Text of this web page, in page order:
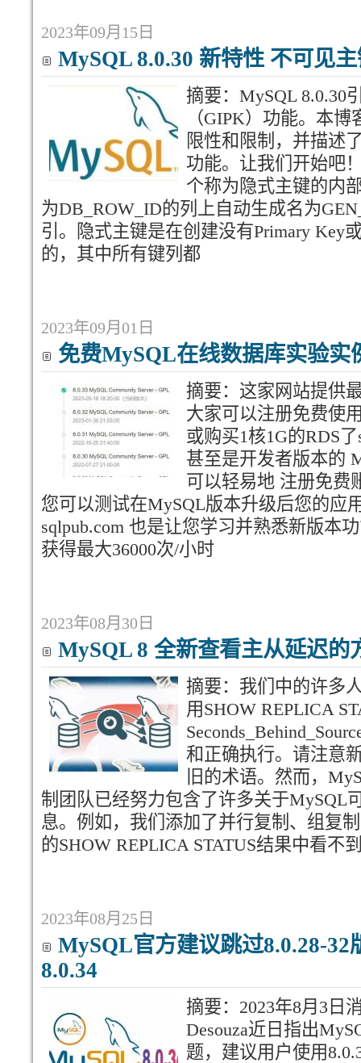
2023年09月15日
MySQL 8.0.30 新特性 不可见
摘要：MySQL 8.0.30
（GIPK）功能。本
限性和限制，并描述
功能。让我们开始吧
个称为隐式主键的内
为DB_ROW_ID的列上自动生成名为
引。隐式主键是在创建没有Primary Key
的，其中所有键列都
2023年09月01日
免费MySQL在线数据库实验实
摘要：这家网站提供
大家可以注册免费使
或购买1核1G的RDS
甚至是开发者版本的
可以轻易地 注册免费
您可以测试在MySQL版本升级后您的应
sqlpub.com 也是让您学习并熟悉新版本
获得最大36000次/小时
2023年08月30日
MySQL 8 全新查看主从延迟的
摘要：我们中的许多
用SHOW REPLICA
和正确执行。请注意
旧的术语。然而，
制团队已经努力包含了许多关于MySQL
息。例如，我们添加了并行复制、组复
的SHOW REPLICA STATUS结果中看不
2023年08月25日
MySQL官方建议跳过8.0.28-
8.0.34
摘要：2023年8月3日
Desouza近日指出
题，建议用户使用